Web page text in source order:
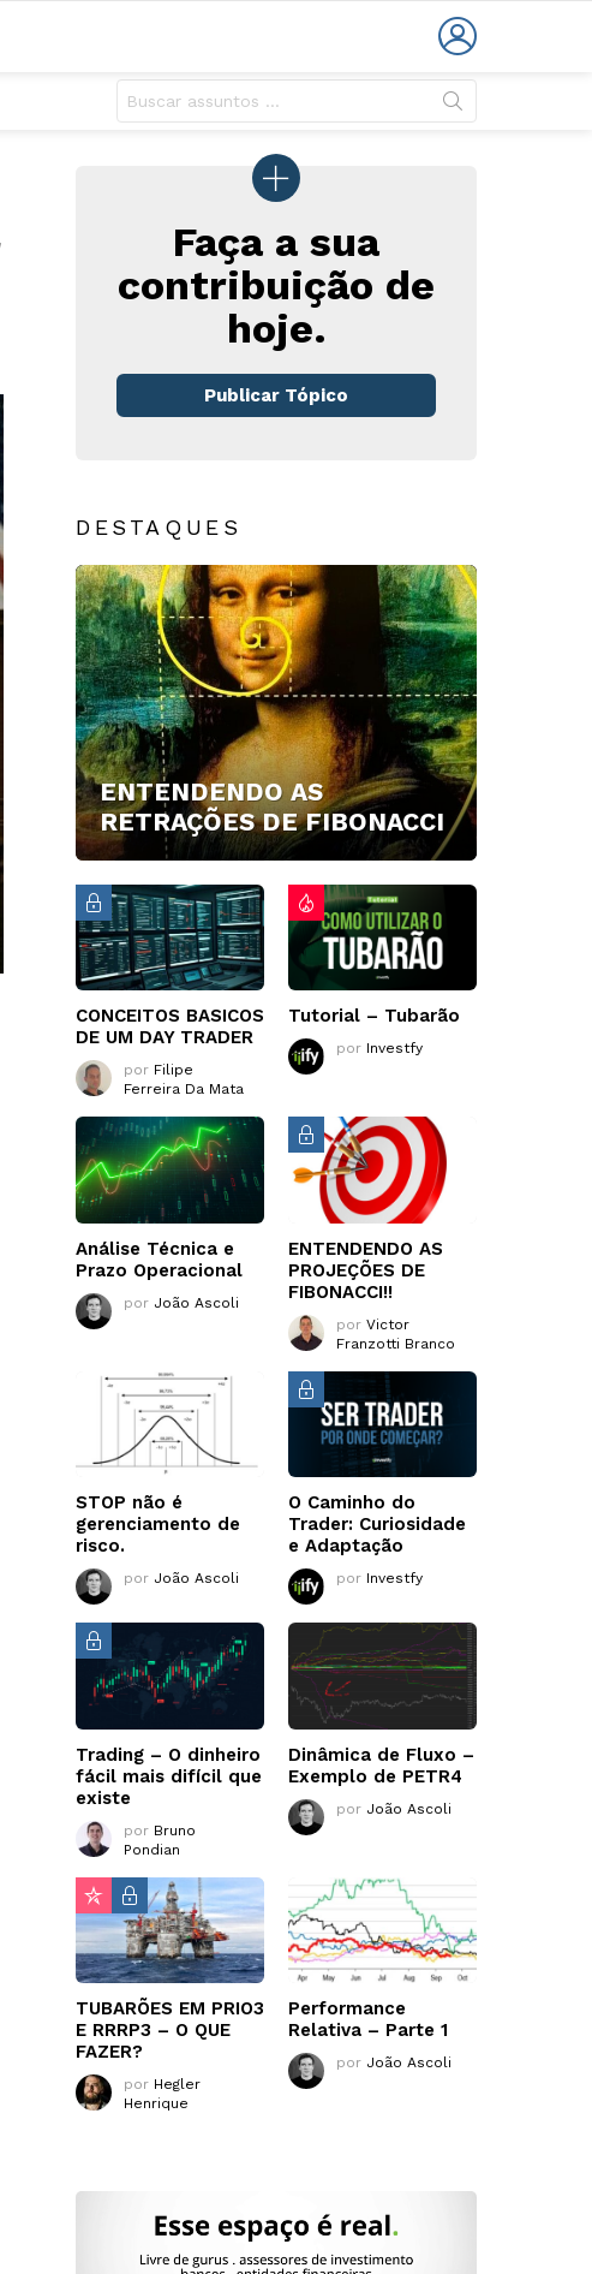
Faça a sua
contribuição de
hoje.
Publicar Tópico
DESTAQUES
ENTENDENDO AS
RETRAÇÕES DE FIBONACCI
CONCEITOS BASICOS
DE UM DAY TRADER
por Filipe
Ferreira Da Mata
Tutorial – Tubarão
por Investfy
Análise Técnica e
Prazo Operacional
por João Ascoli
ENTENDENDO AS
PROJEÇÕES DE
FIBONACCI!!
por Victor
Franzotti Branco
STOP não é
gerenciamento de
risco.
por João Ascoli
O Caminho do
Trader: Curiosidade
e Adaptação
por Investfy
Trading – O dinheiro
fácil mais difícil que
existe
por Bruno
Pondian
Dinâmica de Fluxo –
Exemplo de PETR4
por João Ascoli
TUBARÕES EM PRIO3
E RRRP3 – O QUE
FAZER?
por Hegler
Henrique
Performance
Relativa – Parte 1
por João Ascoli